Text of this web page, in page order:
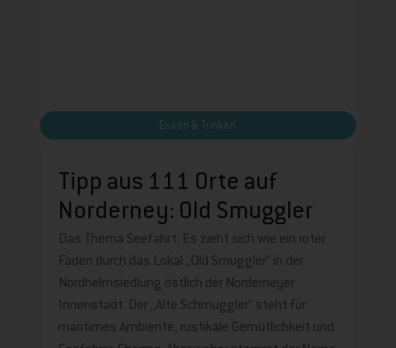
Essen & Trinken
Tipp aus 111 Orte auf
Norderney: Old Smuggler
Das Thema Seefahrt. Es zieht sich wie ein roter
Faden durch das Lokal „Old Smuggler“ in der
Nordhelmsiedlung östlich der Norderneyer
Innenstadt. Der „Alte Schmuggler“ steht für
maritimes Ambiente, rustikale Gemütlichkeit und